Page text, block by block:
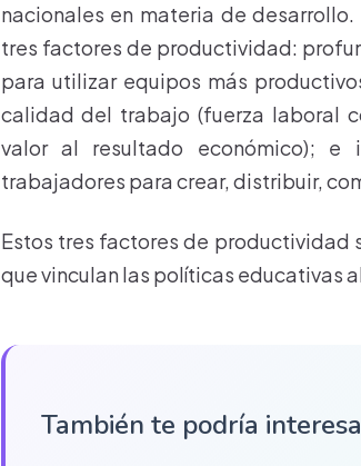
nacionales en materia de
tres factores de productividad:
para utilizar equipos más
calidad del trabajo (fuerza laboral
valor al resultado económico); e
trabajadores para crear, distribuir,
Estos tres factores de productividad
que vinculan las políticas educativas
También te podría